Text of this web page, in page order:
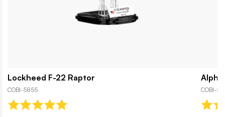
Lockheed F-22 Raptor
COBI-5855 COBI-